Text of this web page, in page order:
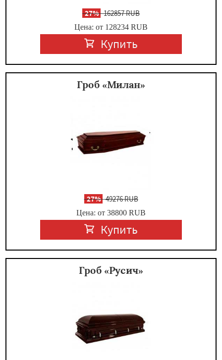
-27%162857 RUB
Цена: от 128234 RUB
Купить
Гроб «Милан»
-27%49276 RUB
Цена: от 38800 RUB
Купить
Гроб «Русич»